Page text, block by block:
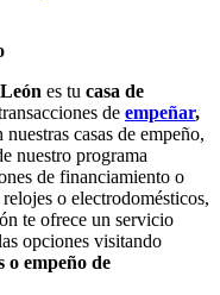
es tu casa de
de empeñar,
casas de empeño,
nuestro programa
de financiamiento o
o electrodomésticos,
te ofrece un servicio
opciones visitando
o empeño de